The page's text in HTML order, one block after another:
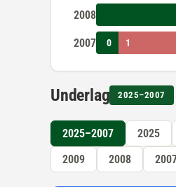
2008
2007 0 1
Underlag 2025–2007
2025–2007 2025
2009
2008